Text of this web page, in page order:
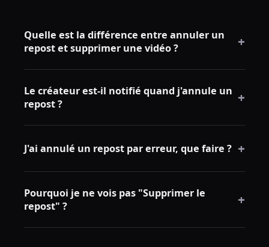
Quelle est la différence entre annuler un
repost et supprimer une vidéo ?
+
La vidéo originale reste intacte sur le profil du
créateur.
Le créateur est-il notifié quand j'annule un
repost ?
+
lorsque vous supprimez votre repost.
J'ai annulé un repost par erreur, que faire ? +
de partage pour la reposter à nouveau.
Pourquoi je ne vois pas "Supprimer le
repost" ?
+